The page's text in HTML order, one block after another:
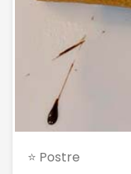
⭐ Postre